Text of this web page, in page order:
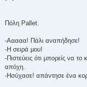
Πόλη Pallet.
-Ααααα! Πάλι αναπήδησε!
-Η σειρά μου!
-Πιστεύεις ότι μπορείς να
απόχη.
-Ησύχασε! απάντησε ένα